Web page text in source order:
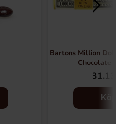
Bartons Million
Chocolate
Köp